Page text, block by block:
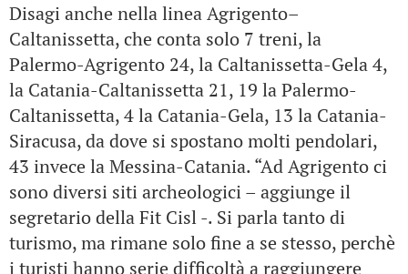
Disagi anche nella linea Agrigento–
Caltanissetta, che conta solo 7 treni, la
Palermo-Agrigento 24, la Caltanissetta-Gela 4,
la Catania-Caltanissetta 21, 19 la Palermo-
Caltanissetta, 4 la Catania-Gela, 13 la Catania-
Siracusa, da dove si spostano molti pendolari,
43 invece la Messina-Catania. “Ad Agrigento ci
sono diversi siti archeologici – aggiunge il
segretario della Fit Cisl -. Si parla tanto di
turismo, ma rimane solo fine a se stesso, perchè
i turisti hanno serie difficoltà a raggiungere